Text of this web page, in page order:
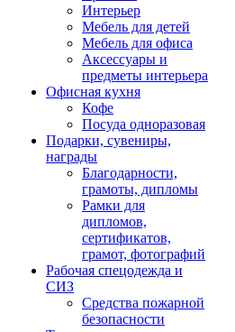
Интерьер
Мебель для детей
Мебель для офиса
Аксессуары и
предметы интерьера
Офисная кухня
Кофе
Посуда одноразовая
Подарки, сувениры,
награды
Благодарности,
грамоты, дипломы
Рамки для
дипломов,
сертификатов,
грамот, фотографий
Рабочая спецодежда и
СИЗ
Средства пожарной
безопасности